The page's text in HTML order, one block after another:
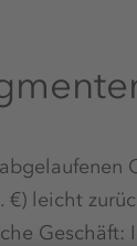
leicht
Geschäft: